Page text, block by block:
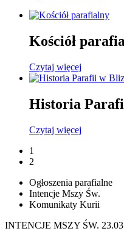
Kościół
Czytaj więcej
Historia
Czytaj więcej
1
2
Ogłoszenia parafialne
Intencje Mszy Św.
Komunikaty Kurii
INTENCJE MSZY ŚW.